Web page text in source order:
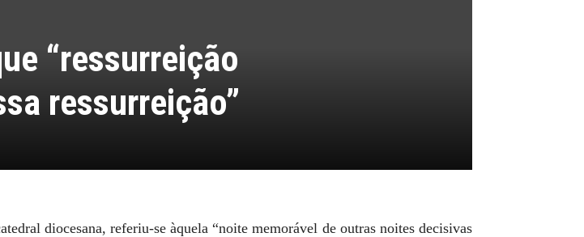
“ressurreição
ressurreição”
diocesana, referiu-se àquela “noite memorável de outras noites decisivas